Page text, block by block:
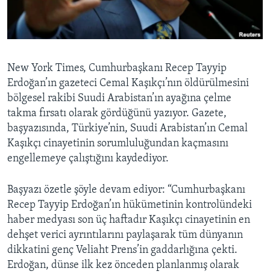
HAYATTAN
SANAT
BIZI TAKIP EDIN
Diller
New York Times, Cumhurbaşkanı Recep Tayyip
Erdoğan’ın gazeteci Cemal Kaşıkçı’nın öldürülmesini
bölgesel rakibi Suudi Arabistan’ın ayağına çelme
takma fırsatı olarak gördüğünü yazıyor. Gazete,
başyazısında, Türkiye’nin, Suudi Arabistan’ın Cemal
Kaşıkçı cinayetinin sorumluluğundan kaçmasını
engellemeye çalıştığını kaydediyor.
Başyazı özetle şöyle devam ediyor: “Cumhurbaşkanı
Recep Tayyip Erdoğan’ın hükümetinin kontrolündeki
haber medyası son üç haftadır Kaşıkçı cinayetinin en
dehşet verici ayrıntılarını paylaşarak tüm dünyanın
dikkatini genç Veliaht Prens’in gaddarlığına çekti.
Erdoğan, dünse ilk kez önceden planlanmış olarak